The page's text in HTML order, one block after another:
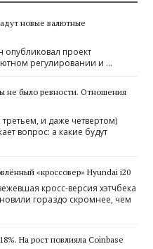
новые валютные
проект
регулировании и …
не было ревности. Отношения
и даже четвертом)
вопрос: а какие будут
«кроссовер» Hyundai i20
кросс-версия хэтчбека
гораздо скромнее, чем
На рост повлияла Coinbase